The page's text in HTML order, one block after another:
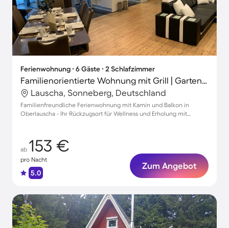
Ferienwohnung ∙ 6 Gäste ∙ 2 Schlafzimmer
Familienorientierte Wohnung mit Grill | Gartenblick | Hunde erlaubt
Lauscha, Sonneberg, Deutschland
Familienfreundliche Ferienwohnung mit Kamin und Balkon in
Oberlauscha - Ihr Rückzugsort für Wellness und Erholung mit
ab 153 €
pro Nacht
5.0
Zum Angebot